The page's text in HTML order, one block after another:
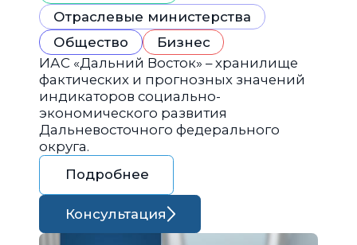
Отраслевые министерства
Общество
Бизнес
ИАС «Дальний Восток» – хранилище
фактических и прогнозных значений
индикаторов социально-
экономического развития
Дальневосточного федерального
округа.
Подробнее
Консультация